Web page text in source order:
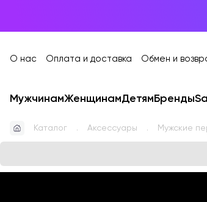
О нас Оплата и доставка Обмен и
МужчинамЖенщинамДетям Бренды
Каталог Аксессуары Мужские